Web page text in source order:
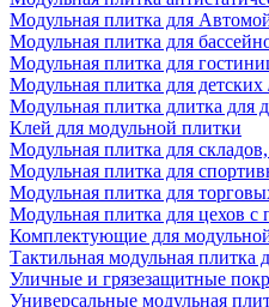
Модульная плитка для
Модульная плитка для
Модульная плитка для
Модульная плитка для
Модульная плитка длитка для
Клей для модульной плитки
Модульная плитка для
Модульная плитка для
Модульная плитка для
Модульная плитка для цехов
Комплектующие для
Тактильная модульная плитка
Уличные и грязезащитные
Универсальные модульная